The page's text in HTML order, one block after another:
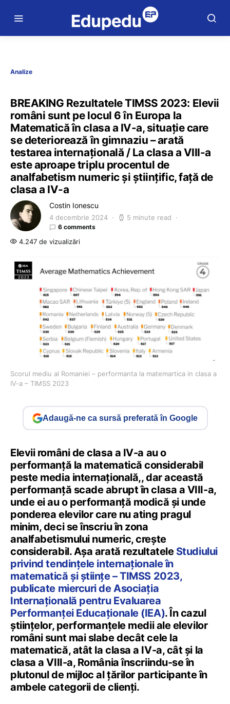
Analize
BREAKING Rezultatele TIMSS 2023: Elevii
români sunt pe locul 6 în Europa la
Matematică în clasa a IV-a, situație care
se deteriorează în gimnaziu – arată
testarea internațională / La clasa a VIII-a
este aproape triplu procentul de
analfabetism numeric și științific, față de
clasa a IV-a
Costin Ionescu
4 decembrie 2024 5 minute read
6 comments
4.247 de vizualizări
Scorul mediu al Romaniei – performanta la matemartica in clasa a
IV-a – TIMSS 2023
Adaugă-ne ca sursă preferată în Google
Elevii români de clasa a IV-a au o
performanță la matematică considerabil
peste media internațională,, dar această
performanță scade abrupt în clasa a VIII-a,
unde ei au o performanță modică și unde
ponderea elevilor care nu ating pragul
minim, deci se înscriu în zona
analfabetismului numeric, crește
considerabil. Așa arată rezultatele Studiului
privind tendințele internaționale în
matematică și științe – TIMSS 2023,
publicate miercuri de Asociația
Internațională pentru Evaluarea
Performanței Educaționale (IEA). În cazul
științelor, performanțele medii ale elevilor
români sunt mai slabe decât cele la
matematică, atât la clasa a IV-a, cât și la
clasa a VIII-a, România înscriindu-se în
plutonul de mijloc al țărilor participante în
ambele categorii de clienți.